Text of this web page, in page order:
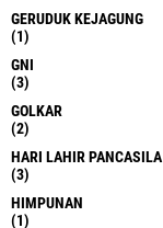
GERUDUK KEJAGUNG
(1)
GNI
(3)
GOLKAR
(2)
HARI LAHIR PANCASILA
(3)
HIMPUNAN
(1)